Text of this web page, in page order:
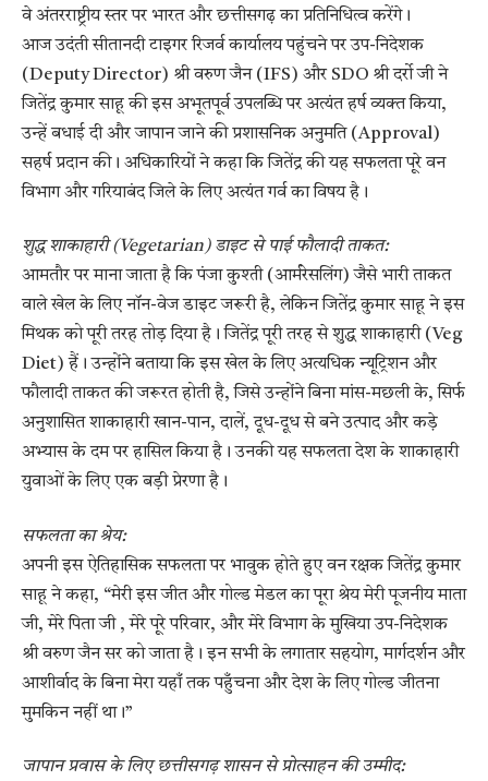
वे अंतरराष्ट्रीय स्तर पर भारत और छत्तीसगढ़ का प्रतिनिधित्व करेंगे।
आज उदंती सीतानदी टाइगर रिजर्व कार्यालय पहुंचने पर उप-निदेशक
(Deputy Director) श्री वरुण जैन (IFS) और SDO श्री दर्रो जी ने
जितेंद्र कुमार साहू की इस अभूतपूर्व उपलब्धि पर अत्यंत हर्ष व्यक्त किया,
उन्हें बधाई दी और जापान जाने की प्रशासनिक अनुमति (Approval)
सहर्ष प्रदान की। अधिकारियों ने कहा कि जितेंद्र की यह सफलता पूरे वन
विभाग और गरियाबंद जिले के लिए अत्यंत गर्व का विषय है।
शुद्ध शाकाहारी (Vegetarian) डाइट से पाई फौलादी ताकत:
आमतौर पर माना जाता है कि पंजा कुश्ती (आर्मरेसलिंग) जैसे भारी ताकत
वाले खेल के लिए नॉन-वेज डाइट जरूरी है, लेकिन जितेंद्र कुमार साहू ने इस
मिथक को पूरी तरह तोड़ दिया है। जितेंद्र पूरी तरह से शुद्ध शाकाहारी (Veg
Diet) हैं। उन्होंने बताया कि इस खेल के लिए अत्यधिक न्यूट्रिशन और
फौलादी ताकत की जरूरत होती है, जिसे उन्होंने बिना मांस-मछली के, सिर्फ
अनुशासित शाकाहारी खान-पान, दालें, दूध-दूध से बने उत्पाद और कड़े
अभ्यास के दम पर हासिल किया है। उनकी यह सफलता देश के शाकाहारी
युवाओं के लिए एक बड़ी प्रेरणा है।
सफलता का श्रेय:
अपनी इस ऐतिहासिक सफलता पर भावुक होते हुए वन रक्षक जितेंद्र कुमार
साहू ने कहा, “मेरी इस जीत और गोल्ड मेडल का पूरा श्रेय मेरी पूजनीय माता
जी, मेरे पिता जी , मेरे पूरे परिवार, और मेरे विभाग के मुखिया उप-निदेशक
श्री वरुण जैन सर को जाता है। इन सभी के लगातार सहयोग, मार्गदर्शन और
आशीर्वाद के बिना मेरा यहाँ तक पहुँचना और देश के लिए गोल्ड जीतना
मुमकिन नहीं था।”
जापान प्रवास के लिए छत्तीसगढ़ शासन से प्रोत्साहन की उम्मीद: